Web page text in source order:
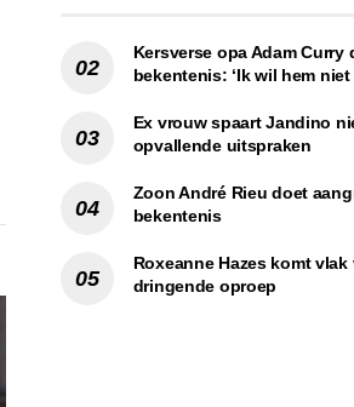
Kersverse opa Adam
bekentenis: ‘Ik wil hem niet
Ex vrouw spaart Jandino
opvallende uitspraken
Zoon André Rieu doet
bekentenis
Roxeanne Hazes komt
dringende oproep